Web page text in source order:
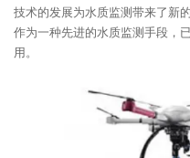
技术的发展为水质监测带来了新
作为一种先进的水质监测手段，
用。